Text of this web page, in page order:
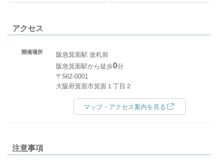
アクセス
開催場所
阪急箕面駅 改札前
阪急箕面駅から徒歩0分
〒562-0001
大阪府箕面市箕面１丁目２
マップ・アクセス案内を見る
注意事項